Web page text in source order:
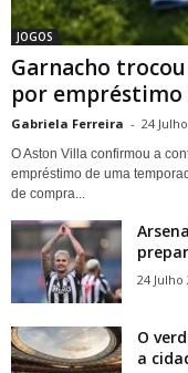
JOGOS
Garnacho
por empréstimo
Gabriela Ferreira - 24
O Aston Villa confirmou a
empréstimo de uma
de compra...
24 Julho
O
a